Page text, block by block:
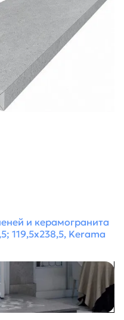
и керамогранита
119,5х238,5, Kerama